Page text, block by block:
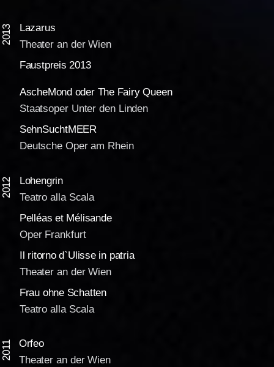
2013
Lazarus
Theater an der Wien
Faustpreis 2013
AscheMond oder The Fairy Queen
Staatsoper Unter den Linden
SehnSuchtMEER
Deutsche Oper am Rhein
2012
Lohengrin
Teatro alla Scala
Pelléas et Mélisande
Oper Frankfurt
Il ritorno d`Ulisse in patria
Theater an der Wien
Frau ohne Schatten
Teatro alla Scala
2011
Orfeo
Theater an der Wien